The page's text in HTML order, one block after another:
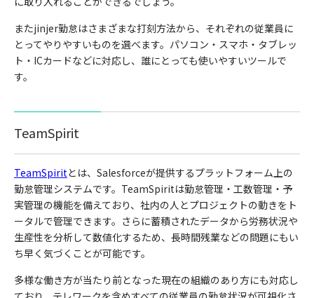
またjinjer勤怠はさまざまな打刻方法から、それぞれの従業員に
とってやりやすいものを選べます。パソコン・スマホ・タブレッ
ト・ICカードなどに対応し、誰にとっても使いやすいツールで
す。
TeamSpirit
TeamSpiritとは、Salesforceが提供するプラットフォーム上の
勤怠管理システムです。TeamSpiritは勤怠管理・工数管理・予
実管理の機能を備えており、社内の人とプロジェクトの動きをト
ータルで管理できます。さらに蓄積されたデータから労務状況や
生産性を分析して数値化するため、長時間残業などの問題にもい
ち早く気づくことが可能です。
多様な働き方が当たり前となった現在の組織のあり方にも対応し